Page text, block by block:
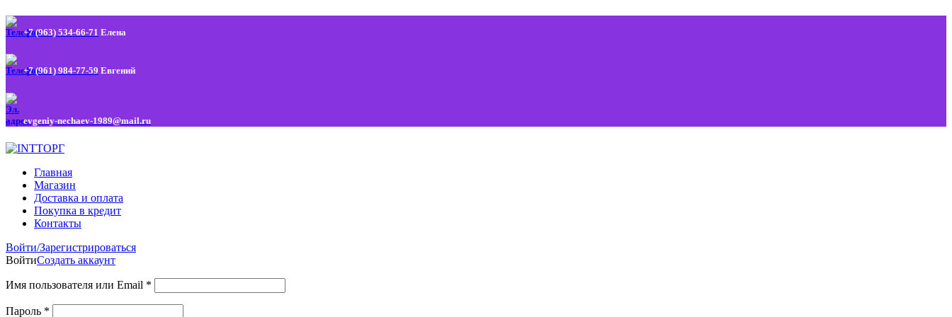
+7 (963) 534-66-71 Елена
+7 (961) 984-77-59 Евгений
evgeniy-nechaev-1989@mail.ru
Главная
Магазин
Доставка и оплата
Покупка в кредит
Контакты
Войти/Зарегистрироваться
ВойтиСоздать аккаунт
Имя пользователя или Email *
Пароль *